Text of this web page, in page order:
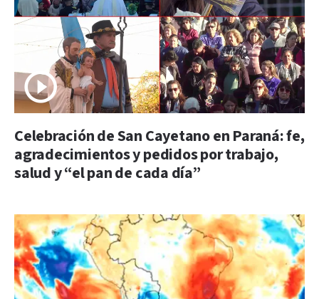
Celebración de San Cayetano en Paraná: fe,
agradecimientos y pedidos por trabajo,
salud y “el pan de cada día”